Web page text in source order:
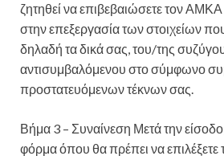
ζητηθεί να επιβεβαιώσετε τον ΑΜΚΑ
στην επεξεργασία των στοιχείων
δηλαδή τα δικά σας, του/της
αντισυμβαλόμενου στο σύμφωνο
προστατευόμενων τέκνων σας.
Βήμα 3 – Συναίνεση Μετά την
φόρμα όπου θα πρέπει να επιλέξετε